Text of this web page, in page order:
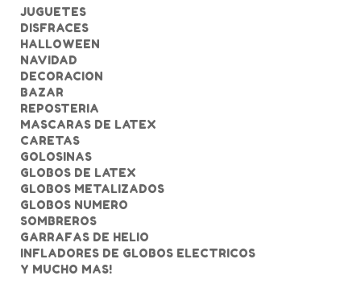
JUGUETES
DISFRACES
HALLOWEEN
NAVIDAD
DECORACION
BAZAR
REPOSTERIA
MASCARAS DE LATEX
CARETAS
GOLOSINAS
GLOBOS DE LATEX
GLOBOS METALIZADOS
GLOBOS NUMERO
SOMBREROS
GARRAFAS DE HELIO
INFLADORES DE GLOBOS ELECTRICOS
Y MUCHO MAS!